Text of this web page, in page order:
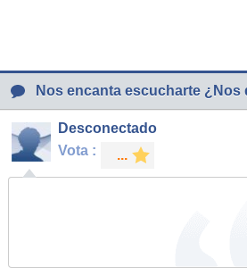
Nos encanta escucharte
Desconectado
Vota :